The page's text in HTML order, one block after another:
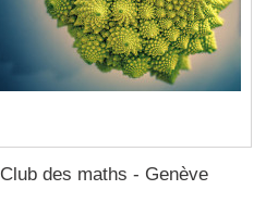
Club des maths - Genève